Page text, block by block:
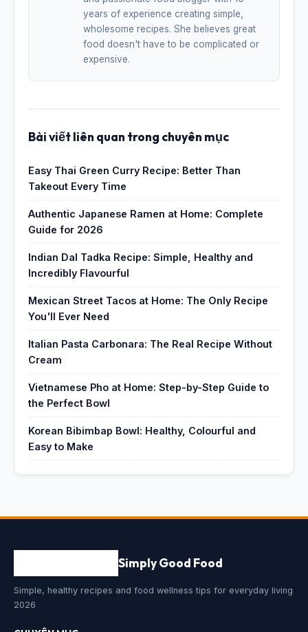
years of experience creating simple,
wholesome recipes. She believes great
food doesn't have to be complicated or
expensive.
Bài viết liên quan trong chuyên mục
Easy Thai Green Curry Recipe: Better Than
Takeout Every Time
Authentic Japanese Ramen at Home: Complete
Guide for 2026
Indian Dal Tadka Recipe: Simple, Healthy and
Incredibly Flavourful
Mexican Street Tacos at Home: The Only Recipe
You'll Ever Need
Italian Pasta Carbonara: The Real Recipe Without
Cream
Vietnamese Pho at Home: Step-by-Step Guide to
the Perfect Bowl
Korean Bibimbap Bowl: Healthy, Colourful and
Easy to Make
Simply Good Food
Simple, healthy recipes and food wellness tips for everyday living
2026